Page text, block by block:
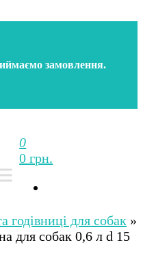
замовлення.
| Корм, іграшки,
Доставка по
0
0 грн.
| Корм, іграшки,
Доставка по
годівниці для собак »
для собак 0,6 л d 15